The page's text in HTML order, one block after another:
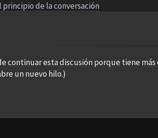
principio de la conversación
continuar esta discusión porque tiene
un nuevo hilo.)